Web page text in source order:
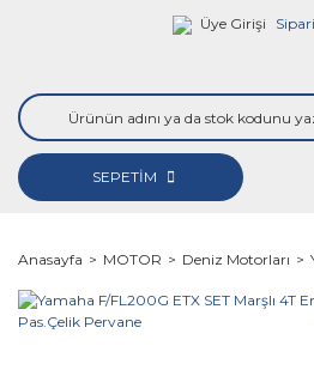
Üye Girişi
SEPETİM
Anasayfa MOTOR Deniz Motorları